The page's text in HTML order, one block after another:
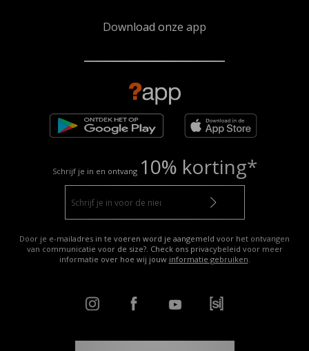
Download onze app
Schrijf je in en ontvang 10% korting*
Door je e-mailadres in te voeren word je aangemeld voor het ontvangen
van communicatie voor de size?. Check ons privacybeleid voor meer
informatie over hoe wij jouw informatie gebruiken.